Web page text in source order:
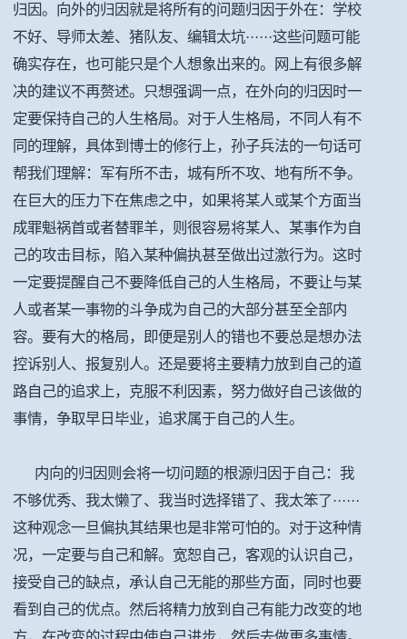
归因。向外的归因就是将所有的问题归因于外在：学校
不好、导师太差、猪队友、编辑太坑······这些问题可能
确实存在，也可能只是个人想象出来的。网上有很多解
决的建议不再赘述。只想强调一点，在外向的归因时一
定要保持自己的人生格局。对于人生格局，不同人有不
同的理解，具体到博士的修行上，孙子兵法的一句话可
帮我们理解：军有所不击，城有所不攻、地有所不争。
在巨大的压力下在焦虑之中，如果将某人或某个方面当
成罪魁祸首或者替罪羊，则很容易将某人、某事作为自
己的攻击目标，陷入某种偏执甚至做出过激行为。这时
一定要提醒自己不要降低自己的人生格局，不要让与某
人或者某一事物的斗争成为自己的大部分甚至全部内
容。要有大的格局，即便是别人的错也不要总是想办法
控诉别人、报复别人。还是要将主要精力放到自己的道
路自己的追求上，克服不利因素，努力做好自己该做的
事情，争取早日毕业，追求属于自己的人生。
内向的归因则会将一切问题的根源归因于自己：我
不够优秀、我太懒了、我当时选择错了、我太笨了······
这种观念一旦偏执其结果也是非常可怕的。对于这种情
况，一定要与自己和解。宽恕自己，客观的认识自己，
接受自己的缺点，承认自己无能的那些方面，同时也要
看到自己的优点。然后将精力放到自己有能力改变的地